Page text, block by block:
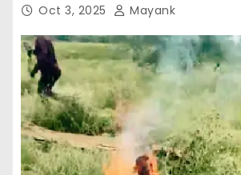
Oct 3, 2025 Mayank